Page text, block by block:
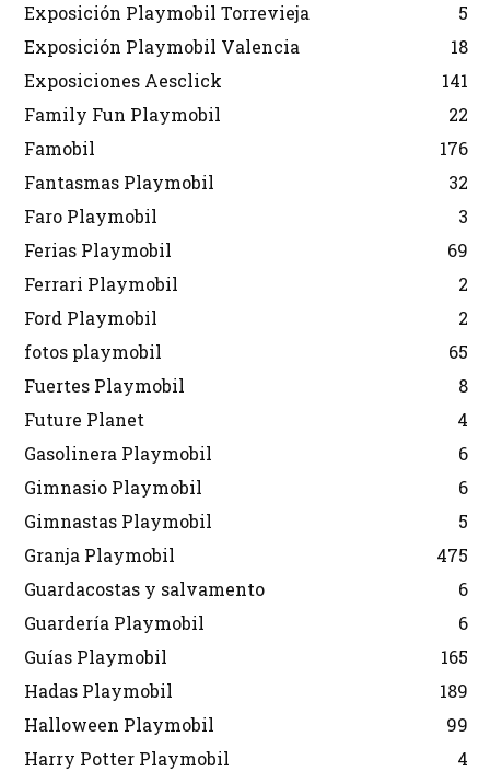
Exposición Playmobil Torrevieja
5
Exposición Playmobil Valencia
18
Exposiciones Aesclick
141
Family Fun Playmobil
22
Famobil
176
Fantasmas Playmobil
32
Faro Playmobil
3
Ferias Playmobil
69
Ferrari Playmobil
2
Ford Playmobil
2
fotos playmobil
65
Fuertes Playmobil
8
Future Planet
4
Gasolinera Playmobil
6
Gimnasio Playmobil
6
Gimnastas Playmobil
5
Granja Playmobil
475
Guardacostas y salvamento
6
Guardería Playmobil
6
Guías Playmobil
165
Hadas Playmobil
189
Halloween Playmobil
99
Harry Potter Playmobil
4